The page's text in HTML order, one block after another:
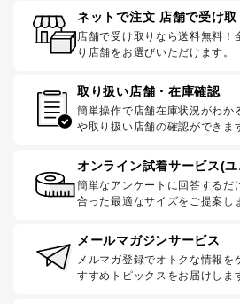
ネットで注文 店舗で受け取
店舗で受け取りなら送料無料！
り店舗をお選びいただけます。
取り扱い店舗・在庫確認
簡単操作で店舗在庫状況がわか
や取り扱い店舗の確認ができま
オンライン試着サービス(
簡単なアンケートに回答するだ
合った最適なサイズをご提案し
メールマガジンサービス
メルマガ登録でオトクな情報を
すすめトピックスをお届けしま